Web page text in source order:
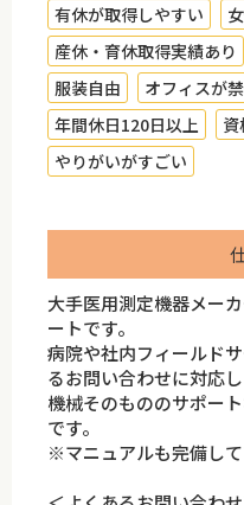
有休が取得しやすい
産休・育休取得実績あり
服装自由
オフィスが
年間休日120日以上
やりがいがすごい
大手医用測定機器メー
ートです。
病院や社内フィールド
るお問い合わせに対応し
機械そのもののサポー
です。
※マニュアルも完備し